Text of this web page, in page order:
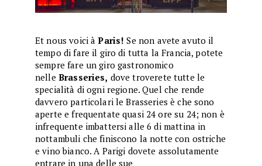
Et nous voici àParis! Se non avete avuto il
tempo di fare il giro di tutta la Francia, potete
sempre fare un giro gastronomico
nelle Brasseries, dove troverete tutte le
specialità di ogni regione. Quel che rende
davvero particolari le Brasseries è che sono
aperte e frequentate quasi 24 ore su 24; non è
infrequente imbattersi alle 6 di mattina in
nottambuli che finiscono la notte con ostriche
e vino bianco. A Parigi dovete assolutamente
entrare in una delle sue